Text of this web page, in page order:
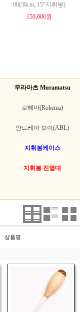
90(38cm; 15"지휘봉)
150,000원
무라마츠 Muramatsu
로헤마(Rohema)
안드레아 보이(ABL)
지휘봉케이스
지휘봉 진열대
상품명